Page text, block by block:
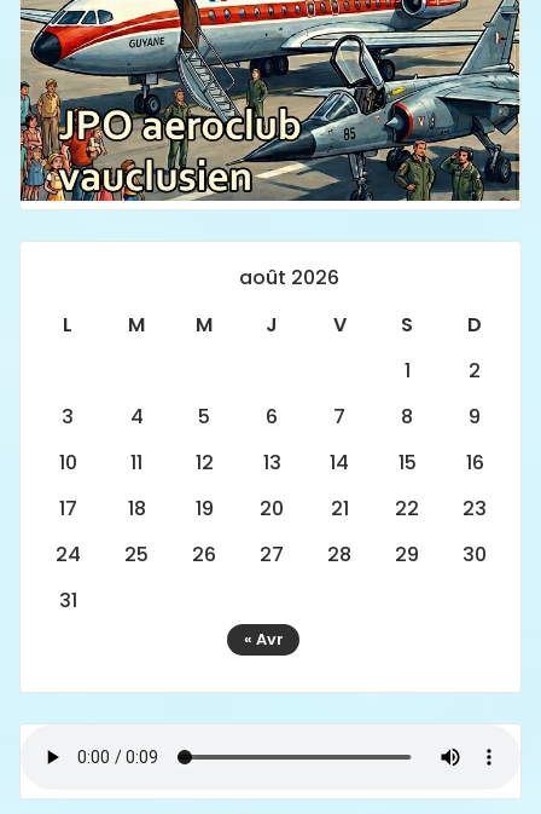
août 2026
L
M M J V S
D
1
2
3
4 5 6 7 8
9
10
11 12 13 14 15
16
17
18 19 20 21 22
23
24
25 26 27 28 29
30
31
« Avr